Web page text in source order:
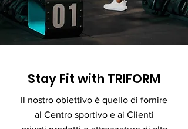
Stay Fit with TRIFORM
Il nostro obiettivo è quello di fornire
al Centro sportivo e ai Clienti